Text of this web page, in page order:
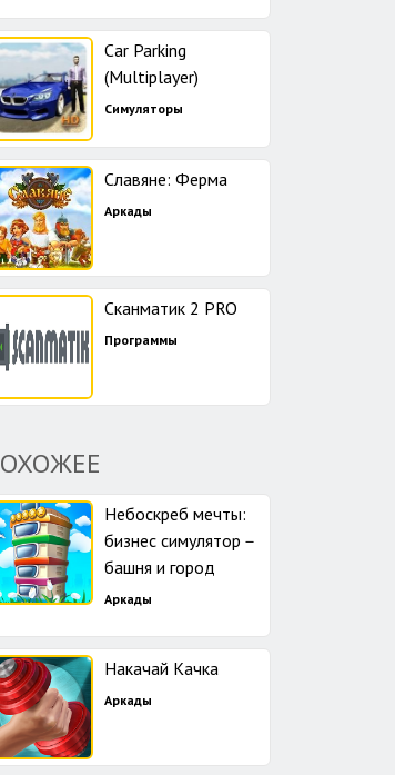
Car Parking
(Multiplayer)
Симуляторы
Славяне: Ферма
Аркады
Сканматик 2 PRO
Программы
Небоскреб мечты:
бизнес симулятор－
башня и город
Аркады
Накачай Качка
Аркады